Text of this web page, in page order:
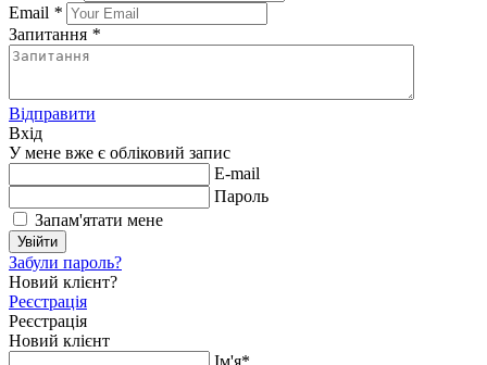
Email *
Запитання *
Відправити
Вхід
У мене вже є обліковий запис
E-mail
Пароль
Запам'ятати мене
Увійти
Забули пароль?
Новий клієнт?
Реєстрація
Реєстрація
Новий клієнт
Ім'я*